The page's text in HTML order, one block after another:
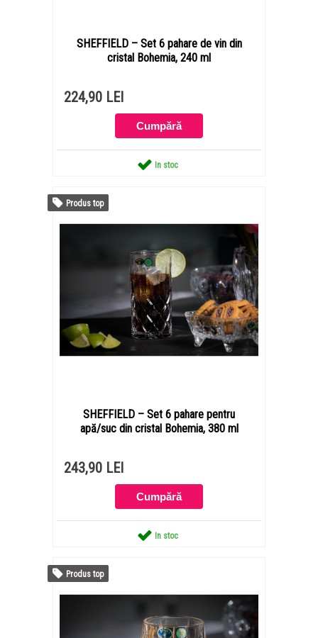
SHEFFIELD – Set 6 pahare de vin din
cristal Bohemia, 240 ml
224,90 LEI
In stoc
SHEFFIELD – Set 6 pahare pentru
apă/suc din cristal Bohemia, 380 ml
243,90 LEI
In stoc
Produs top
Produs top